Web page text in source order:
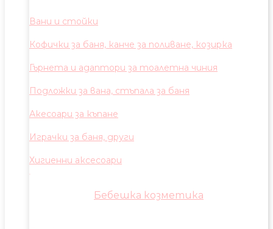
Вани и стойки
Кофички за баня, канче за поливане, козирка
Гърнета и адаптори за тоалетна чиния
Подложки за вана, стъпала за баня
Акесоари за къпане
Играчки за баня, други
Хигиенни аксесоари
Бебешка козметика